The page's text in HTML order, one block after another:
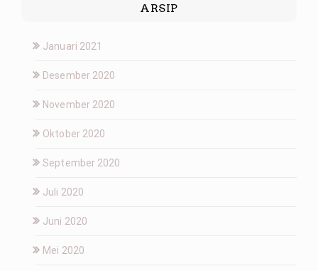
ARSIP
Januari 2021
Desember 2020
November 2020
Oktober 2020
September 2020
Juli 2020
Juni 2020
Mei 2020